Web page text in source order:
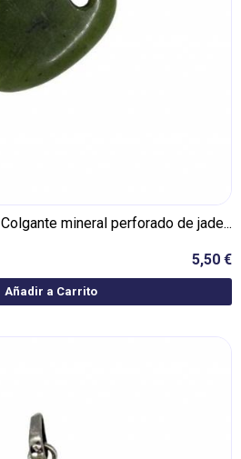
Colgante mineral perforado de jade...
5,50 €
Añadir a Carrito